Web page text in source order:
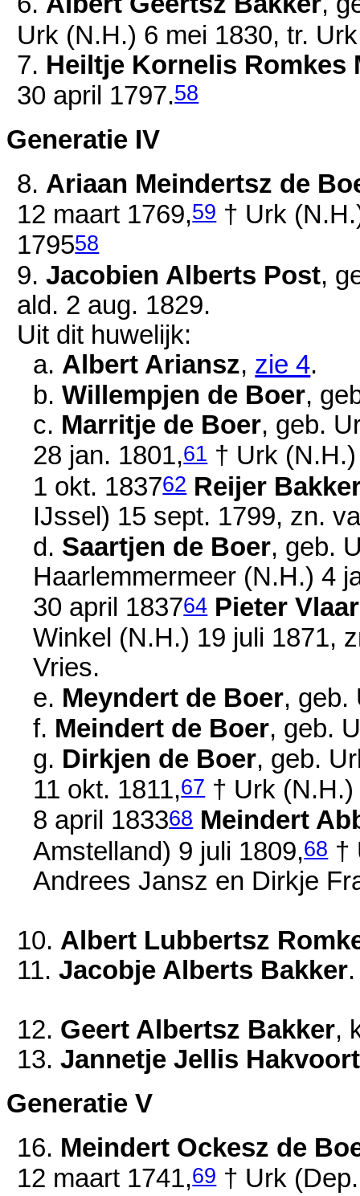
Urk (N.H.) 6 mei 1830, tr.
7. Heiltje Kornelis Romkes
30 april 1797.58
Generatie IV
8. Ariaan Meindertsz de
12 maart 1769,59† Urk
179558
9.Jacobien Alberts Post,
ald. 2 aug. 1829.
Uit dit huwelijk:
a. Albert Ariansz, zie 4.
b.Willempjen de Boer,
c. Marritje de Boer, geb.
28 jan. 1801,61† Urk
1 okt. 183762 Reijer
IJssel) 15 sept. 1799, zn.
d. Saartjen de Boer, geb.
Haarlemmermeer (N.H.)4
30 april 183764 Pieter Vlaar
Winkel (N.H.) 19 juli 1871,
Vries.
e. Meyndert de Boer, geb.
f. Meindert de Boer, geb.
g. Dirkjen de Boer, geb.
11 okt. 1811,67† Urk
8 april 183368 Meindert
Amstelland) 9 juli 1809,68†
Andrees Jansz en Dirkje
10. Albert Lubbertsz
11.Jacobje Alberts Bakker.
12. Geert Albertsz Bakker,
13.Jannetje Jellis Hakvoort
Generatie V
16. Meindert Ockesz de
12 maart 1741,69† Urk